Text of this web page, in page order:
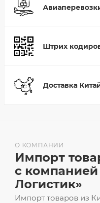
Штрих
Доставка
Импорт товаров из
О КОМПАНИИ
Импорт
с компанией
Логистик»